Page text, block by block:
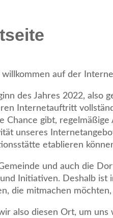
willkommen auf der
des Jahres 2022, also
Internetauftritt
Chance gibt,
unseres
etablieren
und auch die
Initiativen. Deshalb ist
die mitmachen
also diesen Ort, um